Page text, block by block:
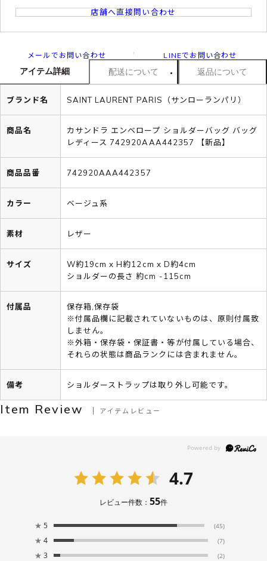
店舗へ直接問い合わせ
メールでお問い合わせ LINEでお問い合わせ
アイテム詳細 配送について 返品について
ブランド名 SAINT LAURENT PARIS（サンローランパリ）
商品名
カサンドラ エンベロープ ショルダーバッグ バッグ
レディース 742920AAA442357 【新品】
商品品番 742920AAA442357
カラー ベージュ系
素材 レザー
サイズ
W約19cm x H約12cm x D約4cm
ショルダーの長さ 約cm -115cm
付属品
保存箱,保存袋
※付属品欄に記載されていないものは、原則付属致
しません。
※外箱・保存袋・保証書・等が付属している場合、
それらの状態は商品ランクには含まれません。
備考 ショルダーストラップは取り外し可能です。
Item Review アイテムレビュー
4.7
レビュー件数： 55件
★ 5 (45)
★ 4 (7)
★ 3 (2)